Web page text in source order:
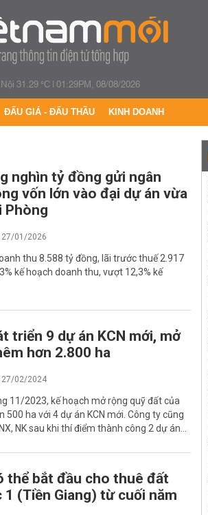
31.29 °C|01:29PM, 08/08/2026
ĐẤU GIÁ - ĐẤU THẦU KINH DOANH
nghìn tỷ đồng gửi ngân
vốn lớn vào đại dự án vừa
Phòng
27/01/2026
thu 8.588 tỷ đồng, lãi trước thuế 2.917
kế hoạch doanh thu, vượt 12,3% kế
triển 9 dự án KCN mới, mở
hơn 2.800 ha
27/02/2024
11/2023, kế hoạch mở rộng quỹ đất của
500 ha với 4 dự án KCN mới. Công ty cũng
NK sau khi thí điểm thành công 2 dự án...
thể bắt đầu cho thuê đất
1 (Tiền Giang) từ cuối năm